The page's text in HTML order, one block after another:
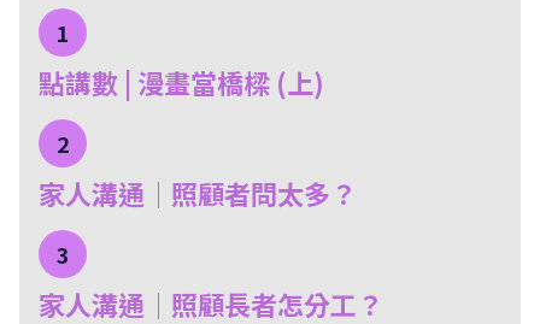
1
點講數 | 漫畫當橋樑 (上)
2
家人溝通｜照顧者問太多？
3
家人溝通｜照顧長者怎分工？